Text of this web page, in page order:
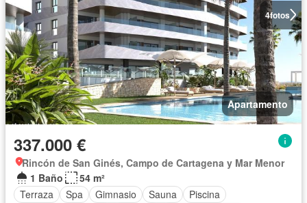
4fotos
Apartamento
337.000 €
Rincón de San Ginés, Campo de Cartagena y Mar Menor
1 Baño
54 m²
Terraza
Spa Gimnasio Sauna
Piscina